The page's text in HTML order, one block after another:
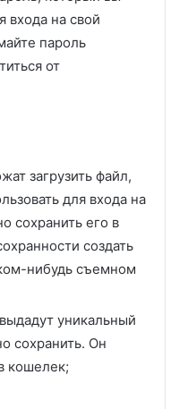
входа на свой
пароль
от
загрузить файл,
для входа на
сохранить его в
создать
нибудь съемном
уникальный
сохранить. Он
кошелек;